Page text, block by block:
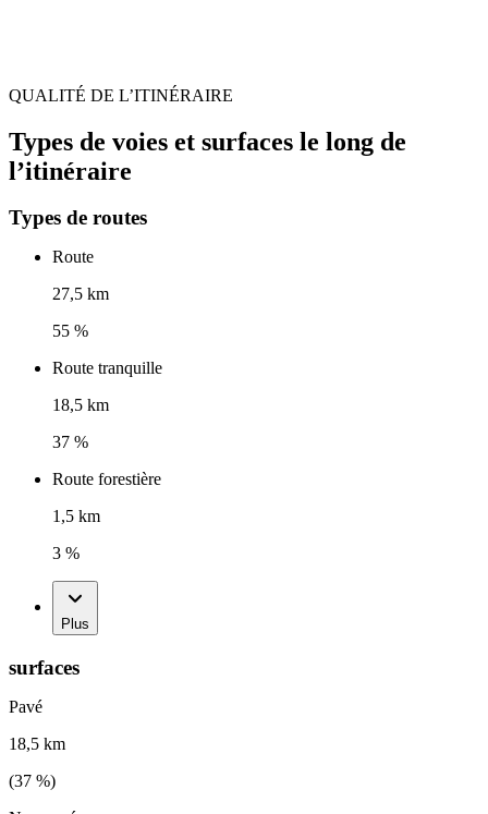
QUALITÉ DE L’ITINÉRAIRE
Types de voies et surfaces le long de
l’itinéraire
Types de routes
Route
27,5 km
55 %
Route tranquille
18,5 km
37 %
Route forestière
1,5 km
3 %
Plus
surfaces
Pavé
18,5 km
(37 %)